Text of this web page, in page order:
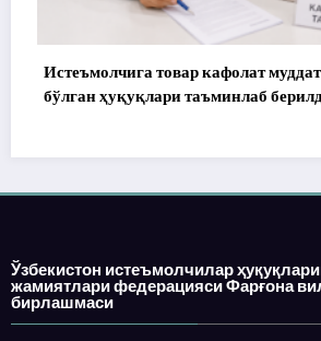
Истеъмолчига товар кафолат
бўлган ҳуқуқлари таъминлаб
Ўзбекистон истеъмолчилар
жамиятлари федерацияси Фарғона
бирлашмаси